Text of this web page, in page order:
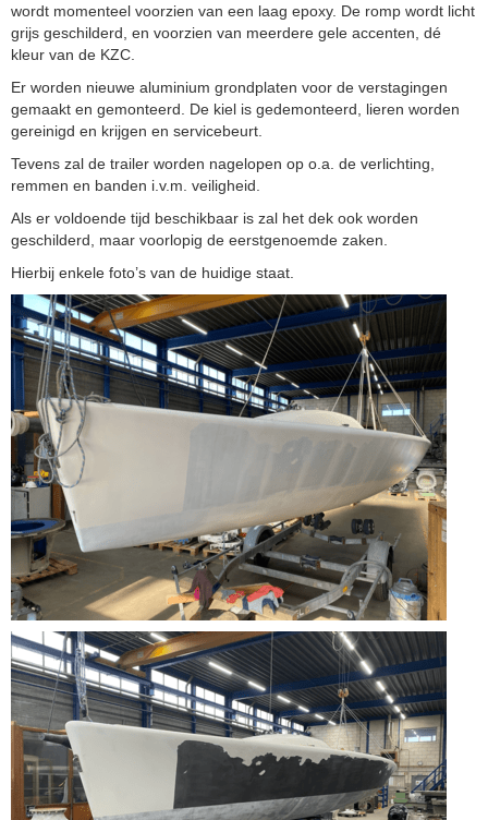
wordt momenteel voorzien van een laag epoxy. De romp wordt licht
grijs geschilderd, en voorzien van meerdere gele accenten, dé
kleur van de KZC.
Er worden nieuwe aluminium grondplaten voor de verstagingen
gemaakt en gemonteerd. De kiel is gedemonteerd, lieren worden
gereinigd en krijgen en servicebeurt.
Tevens zal de trailer worden nagelopen op o.a. de verlichting,
remmen en banden i.v.m. veiligheid.
Als er voldoende tijd beschikbaar is zal het dek ook worden
geschilderd, maar voorlopig de eerstgenoemde zaken.
Hierbij enkele foto’s van de huidige staat.